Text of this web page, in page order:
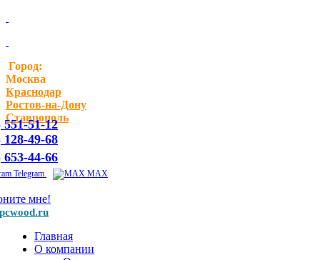
Город:
Москва
Краснодар
Ростов-на-Дону
Ставрополь
551-51-12
128-49-68
653-44-66
Telegram MAX
мне!
Главная
О компании